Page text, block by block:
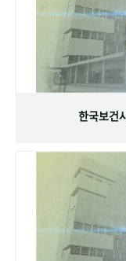
주년 기념
성과 50선 숫자로
VR 역사관
한국보건